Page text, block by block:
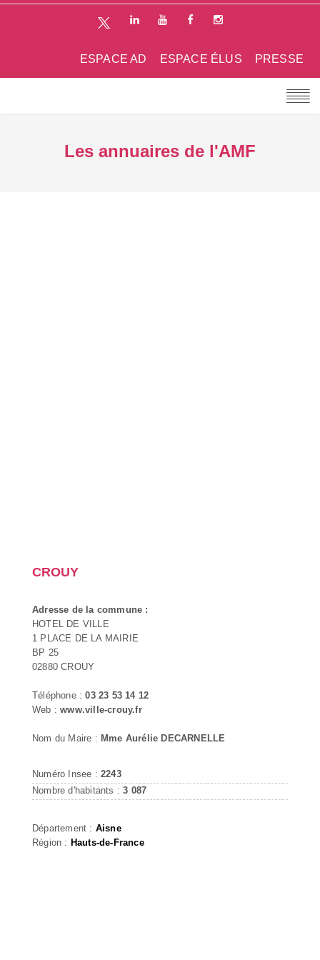
PRESSE
ESPACE ÉLUS
ESPACE AD
Les annuaires de l'AMF
CROUY
Adresse de la commune :
HOTEL DE VILLE
1 PLACE DE LA MAIRIE
BP 25
02880 CROUY
Téléphone :03 23 53 14 12
Web :www.ville-crouy.fr
Nom du Maire : Mme Aurélie DECARNELLE
Numéro Insee : 2243
Nombre d'habitants :3 087
Département : Aisne
Région : Hauts-de-France